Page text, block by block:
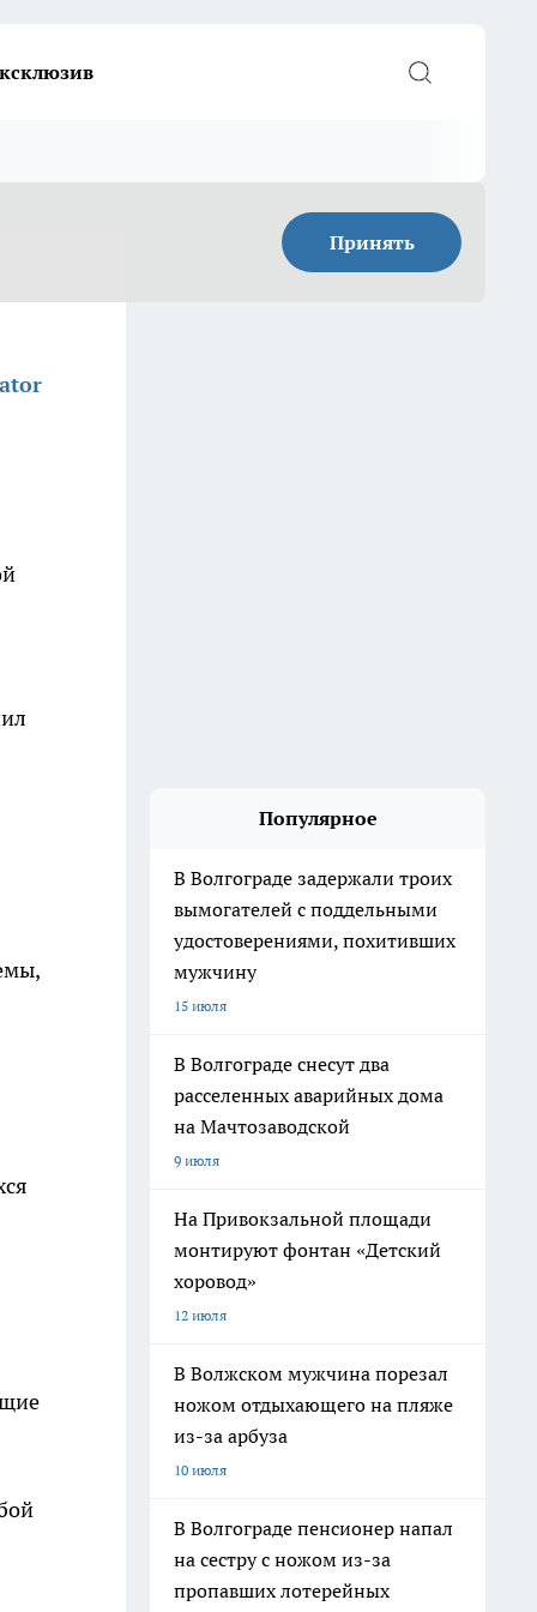
Принять
Популярное
В Волгограде задержали троих
вымогателей с поддельными
удостоверениями, похитивших
мужчину
15 июля
В Волгограде снесут два
расселенных аварийных дома
на Мачтозаводской
9 июля
На Привокзальной площади
монтируют фонтан «Детский
хоровод»
12 июля
В Волжском мужчина порезал
ножом отдыхающего на пляже
из-за арбуза
10 июля
В Волгограде пенсионер напал
на сестру с ножом из-за
пропавших лотерейных